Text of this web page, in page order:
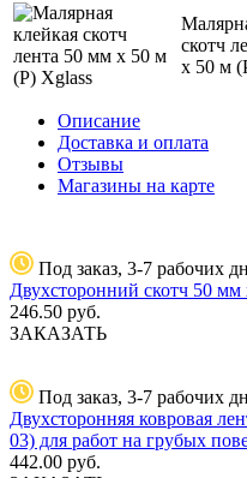
скотч
х 50 м
Описание
Доставка и оплата
Отзывы
Магазины на карте
Под заказ, 3-7 рабочих
Двухсторонний скотч 50
246.50 руб.
ЗАКАЗАТЬ
Под заказ, 3-7 рабочих
Двухсторонняя ковровая
03) для работ на грубых
442.00 руб.